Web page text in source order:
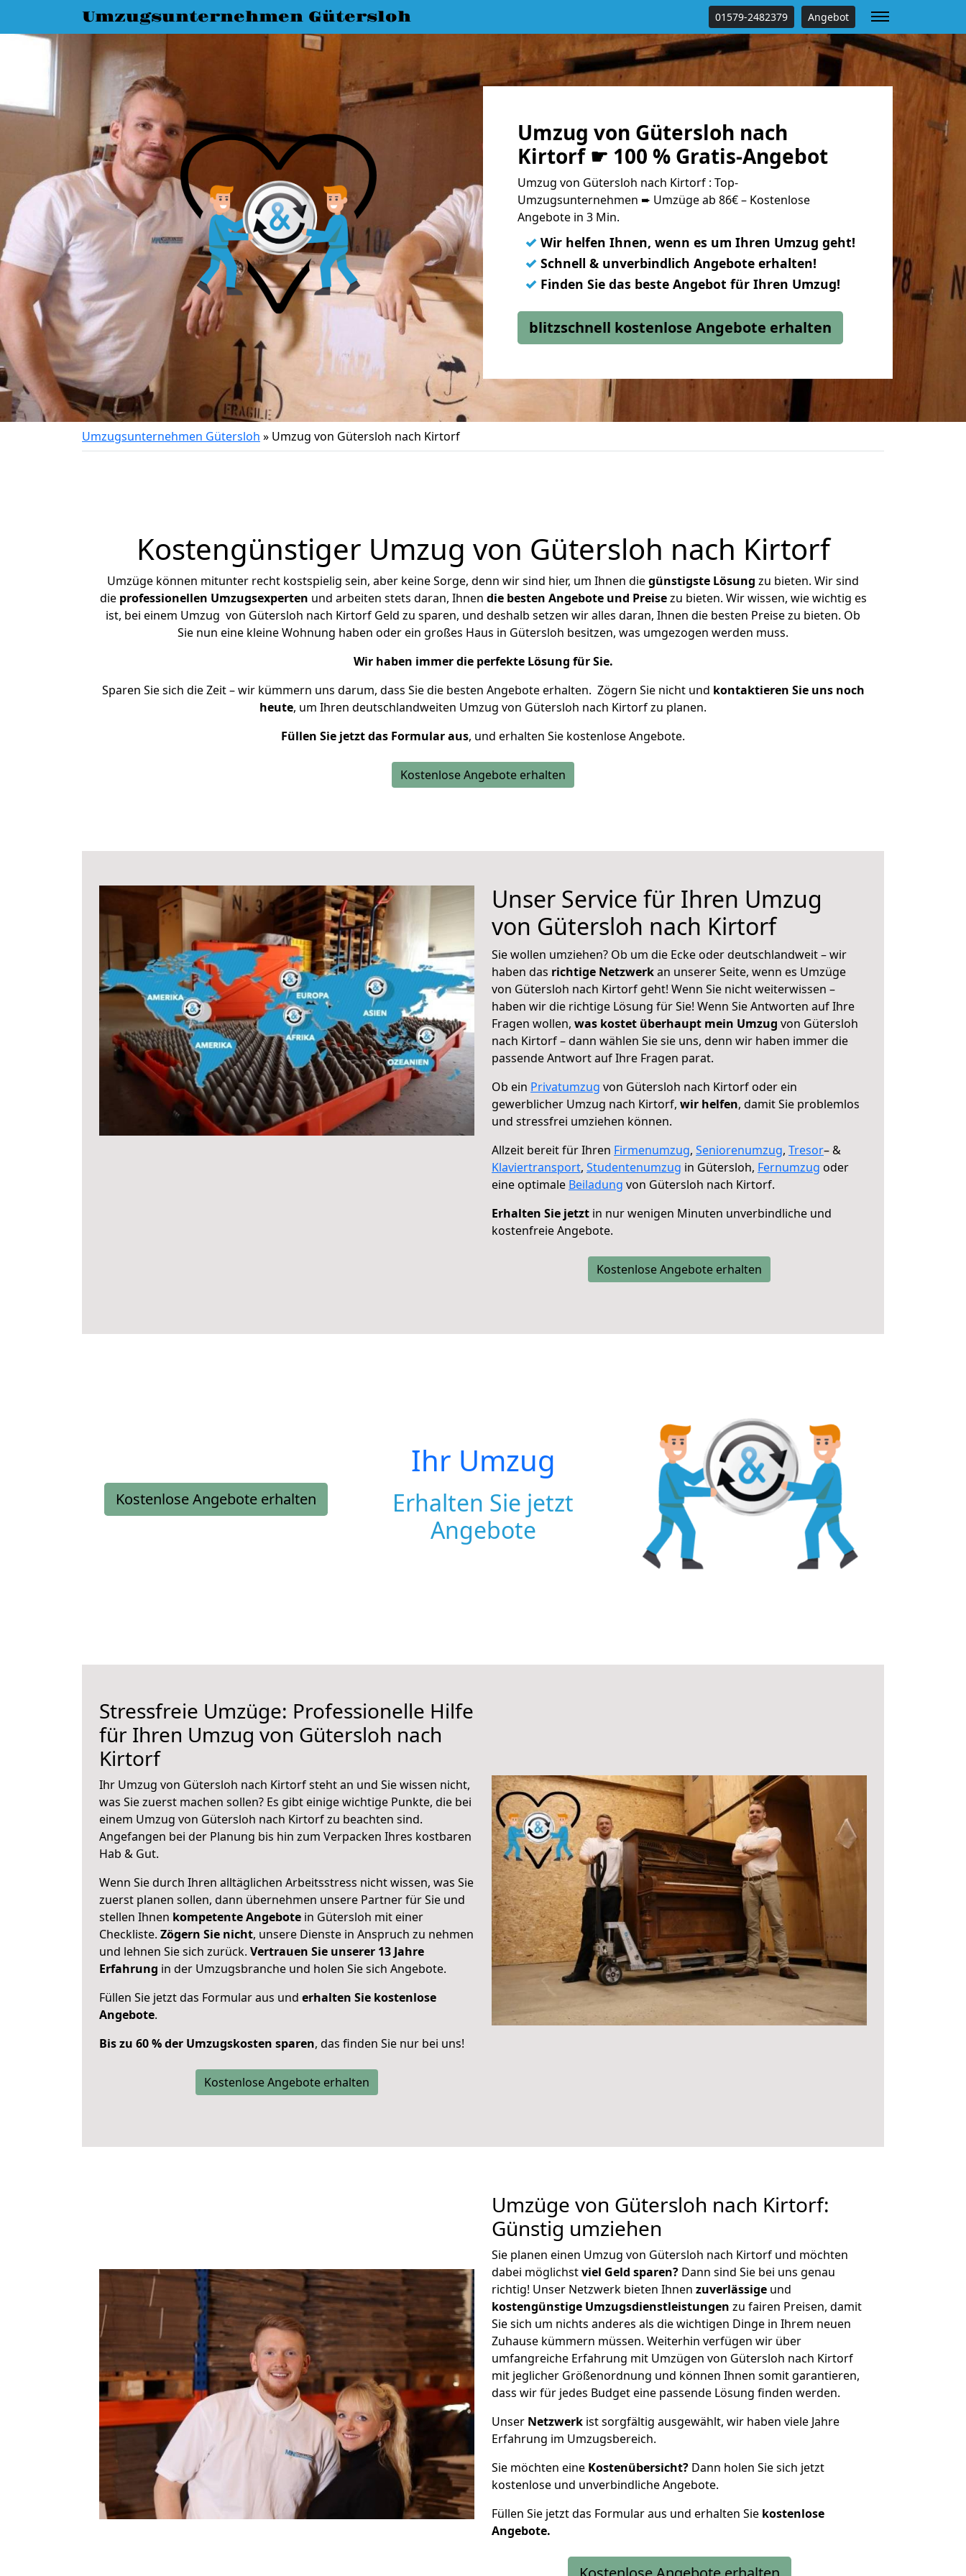
Umzugsunternehmen Gütersloh 01579-2482379 Angebot
Umzug von Gütersloh nach
Kirtorf ☛ 100 % Gratis-Angebot
Umzug von Gütersloh nach Kirtorf : Top-
Umzugsunternehmen ➨ Umzüge ab 86€ – Kostenlose
Angebote in 3 Min.
✓ Wir helfen Ihnen, wenn es um Ihren Umzug geht!
✓ Schnell & unverbindlich Angebote erhalten!
✓ Finden Sie das beste Angebot für Ihren Umzug!
blitzschnell kostenlose Angebote erhalten
Umzugsunternehmen Gütersloh » Umzug von Gütersloh nach Kirtorf
Kostengünstiger Umzug von Gütersloh nach Kirtorf
Umzüge können mitunter recht kostspielig sein, aber keine Sorge, denn wir sind hier, um Ihnen diegünstigste Lösung zu bieten. Wir sind
die professionellen Umzugsexperten und arbeiten stets daran, Ihnen die besten Angebote und Preisezu bieten. Wir wissen, wie wichtig es
ist, bei einem Umzug von Gütersloh nach Kirtorf Geld zu sparen, und deshalb setzen wir alles daran, Ihnen die besten Preise zu bieten. Ob
Sie nun eine kleine Wohnung haben oder ein großes Haus in Gütersloh besitzen, was umgezogen werden muss.
Wir haben immer die perfekte Lösung für Sie.
Sparen Sie sich die Zeit – wir kümmern uns darum, dass Sie die besten Angebote erhalten. Zögern Sie nicht und kontaktieren Sie uns noch
heute, um Ihren deutschlandweiten Umzug von Gütersloh nach Kirtorf zu planen.
Füllen Sie jetzt das Formular aus, und erhalten Sie kostenlose Angebote.
Kostenlose Angebote erhalten
Unser Service für Ihren Umzug
von Gütersloh nach Kirtorf
Sie wollen umziehen? Ob um die Ecke oder deutschlandweit – wir
haben das richtige Netzwerkan unserer Seite, wenn es Umzüge
von Gütersloh nach Kirtorf geht! Wenn Sie nicht weiterwissen –
haben wir die richtige Lösung für Sie! Wenn Sie Antworten auf Ihre
Fragen wollen, was kostet überhaupt mein Umzug von Gütersloh
nach Kirtorf – dann wählen Sie sie uns, denn wir haben immer die
passende Antwort auf Ihre Fragen parat.
Ob ein Privatumzug von Gütersloh nach Kirtorf oder ein
gewerblicher Umzug nach Kirtorf, wir helfen, damit Sie problemlos
und stressfrei umziehen können.
Allzeit bereit für Ihren Firmenumzug, Seniorenumzug, Tresor– &
Klaviertransport, Studentenumzug in Gütersloh, Fernumzug oder
eine optimale Beiladung von Gütersloh nach Kirtorf.
Erhalten Sie jetzt in nur wenigen Minuten unverbindliche und
kostenfreie Angebote.
Kostenlose Angebote erhalten
Kostenlose Angebote erhalten
Ihr Umzug
Erhalten Sie jetzt
Angebote
Stressfreie Umzüge: Professionelle Hilfe
für Ihren Umzug von Gütersloh nach
Kirtorf
Ihr Umzug von Gütersloh nach Kirtorf steht an und Sie wissen nicht,
was Sie zuerst machen sollen? Es gibt einige wichtige Punkte, die bei
einem Umzug von Gütersloh nach Kirtorf zu beachten sind.
Angefangen bei der Planung bis hin zum Verpacken Ihres kostbaren
Hab & Gut.
Wenn Sie durch Ihren alltäglichen Arbeitsstress nicht wissen, was Sie
zuerst planen sollen, dann übernehmen unsere Partner für Sie und
stellen Ihnen kompetente Angebote in Gütersloh mit einer
Checkliste. Zögern Sie nicht, unsere Dienste in Anspruch zu nehmen
und lehnen Sie sich zurück. Vertrauen Sie unserer 13 Jahre
Erfahrung in der Umzugsbranche und holen Sie sich Angebote.
Füllen Sie jetzt das Formular aus und erhalten Sie kostenlose
Angebote.
Bis zu 60 % der Umzugskosten sparen, das finden Sie nur bei uns!
Kostenlose Angebote erhalten
Umzüge von Gütersloh nach Kirtorf:
Günstig umziehen
Sie planen einen Umzug von Gütersloh nach Kirtorf und möchten
dabei möglichstviel Geld sparen? Dann sind Sie bei uns genau
richtig! Unser Netzwerk bieten Ihnen zuverlässige und
kostengünstige Umzugsdienstleistungen zu fairen Preisen, damit
Sie sich um nichts anderes als die wichtigen Dinge in Ihrem neuen
Zuhause kümmern müssen. Weiterhin verfügen wir über
umfangreiche Erfahrung mit Umzügen von Gütersloh nach Kirtorf
mit jeglicher Größenordnung und können Ihnen somit garantieren,
dass wir für jedes Budget eine passende Lösung finden werden.
Unser Netzwerk ist sorgfältig ausgewählt, wir haben viele Jahre
Erfahrung im Umzugsbereich.
Sie möchten eine Kostenübersicht? Dann holen Sie sich jetzt
kostenlose und unverbindliche Angebote.
Füllen Sie jetzt das Formular aus und erhalten Sie kostenlose
Angebote.